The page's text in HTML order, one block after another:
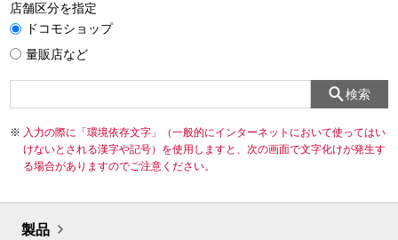
店舗区分を指定
ドコモショップ
量販店など
検索
入力の際に「環境依存文字」（一般的にインターネットにおいて使ってはい
けないとされる漢字や記号）を使用しますと、次の画面で文字化けが発生す
る場合がありますのでご注意ください。
製品